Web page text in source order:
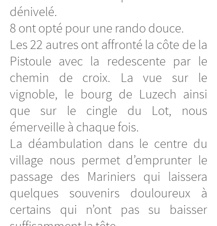
dénivelé.
8 ont opté pour une rando douce.
Les 22 autres ont affronté la côte de la
Pistoule avec la redescente par le
chemin de croix. La vue sur le
vignoble, le bourg de Luzech ainsi
que sur le cingle du Lot, nous
émerveille à chaque fois.
La déambulation dans le centre du
village nous permet d’emprunter le
passage des Mariniers qui laissera
quelques souvenirs douloureux à
certains qui n’ont pas su baisser